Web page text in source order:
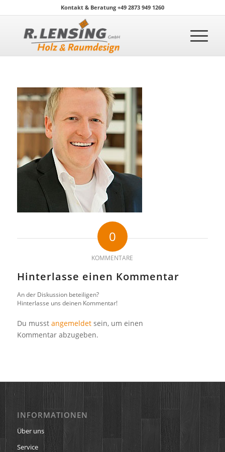
Kontakt & Beratung +49 2873 949 1260
0
KOMMENTARE
Hinterlasse einen Kommentar
An der Diskussion beteiligen?
Hinterlasse uns deinen Kommentar!
Du musst angemeldetsein, um einen
Kommentar abzugeben.
INFORMATIONEN
Über uns
Service